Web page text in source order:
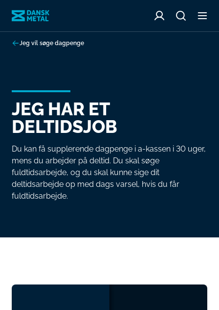
Jeg vil søge dagpenge
JEG HAR ET
DELTIDSJOB
Du kan få supplerende dagpenge i a-kassen i 30 uger,
mens du arbejder på deltid. Du skal søge
fuldtidsarbejde, og du skal kunne sige dit
deltidsarbejde op med dags varsel, hvis du får
fuldtidsarbejde.